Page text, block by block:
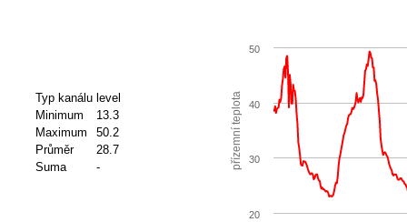
Typ kanálu level
Minimum
13.3
Maximum
50.2
Průměr
28.7
Suma
- přízemní teplota
20
30
40
50